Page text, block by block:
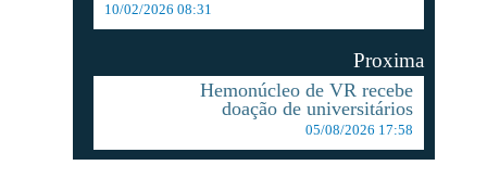
10/02/2026 08:31
Proxima
Hemonúcleo de VR recebe
doação de universitários
05/08/2026 17:58